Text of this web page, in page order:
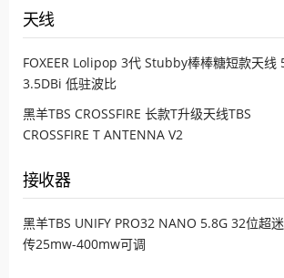
天线
FOXEER Lolipop 3代 Stubby棒棒糖短款天线
3.5DBi 低驻波比
黑羊TBS CROSSFIRE 长款T升级天线TBS
CROSSFIRE T ANTENNA V2
接收器
黑羊TBS UNIFY PRO32 NANO 5.8G 32位超
传25mw-400mw可调